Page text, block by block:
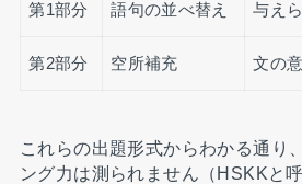
第1部分 語句の並べ替え 与え
第2部分 空所補充 文の
これらの出題形式からわかる通り
ング力は測られません（HSKKと